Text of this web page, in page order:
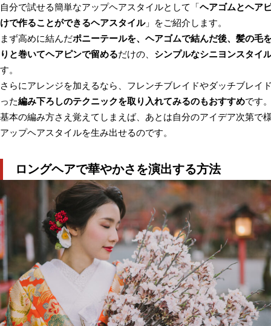
自分で試せる簡単なアップヘアスタイルとして「ヘアゴムとヘア
けで作ることができるヘアスタイル」をご紹介します。
まず高めに結んだポニーテールを、ヘアゴムで結んだ後、髪の毛
りと巻いてヘアピンで留めるだけの、 シンプルなシニヨンスタイ
す。
さらにアレンジを加えるなら、フレンチブレイドやダッチブレイ
った編み下ろしのテクニックを取り入れてみるのもおすすめです
基本の編み方さえ覚えてしまえば、あとは自分のアイデア次第で
アップヘアスタイルを生み出せるのです。
ロングヘアで華やかさを演出する方法